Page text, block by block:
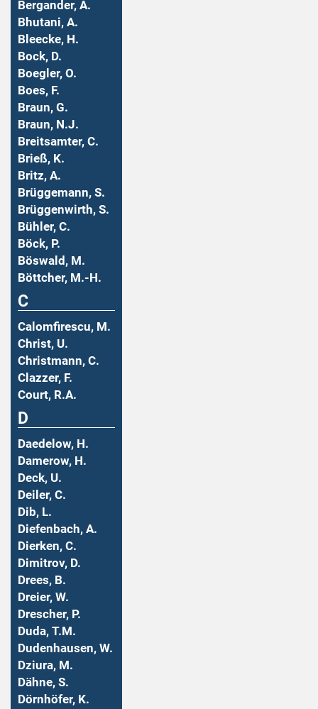
Bergander, A.
Bhutani, A.
Bleecke, H.
Bock, D.
Boegler, O.
Boes, F.
Braun, G.
Braun, N.J.
Breitsamter, C.
Brieß, K.
Britz, A.
Brüggemann, S.
Brüggenwirth, S.
Bühler, C.
Böck, P.
Böswald, M.
Böttcher, M.-H.
C
Calomfirescu, M.
Christ, U.
Christmann, C.
Clazzer, F.
Court, R.A.
D
Daedelow, H.
Damerow, H.
Deck, U.
Deiler, C.
Dib, L.
Diefenbach, A.
Dierken, C.
Dimitrov, D.
Drees, B.
Dreier, W.
Drescher, P.
Duda, T.M.
Dudenhausen, W.
Dziura, M.
Dähne, S.
Dörnhöfer, K.